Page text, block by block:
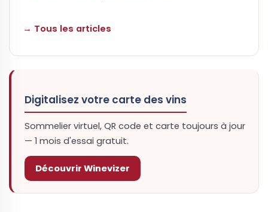
→ Tous les articles
Digitalisez votre carte des vins
Sommelier virtuel, QR code et carte toujours à jour
— 1 mois d'essai gratuit.
Découvrir Winevizer